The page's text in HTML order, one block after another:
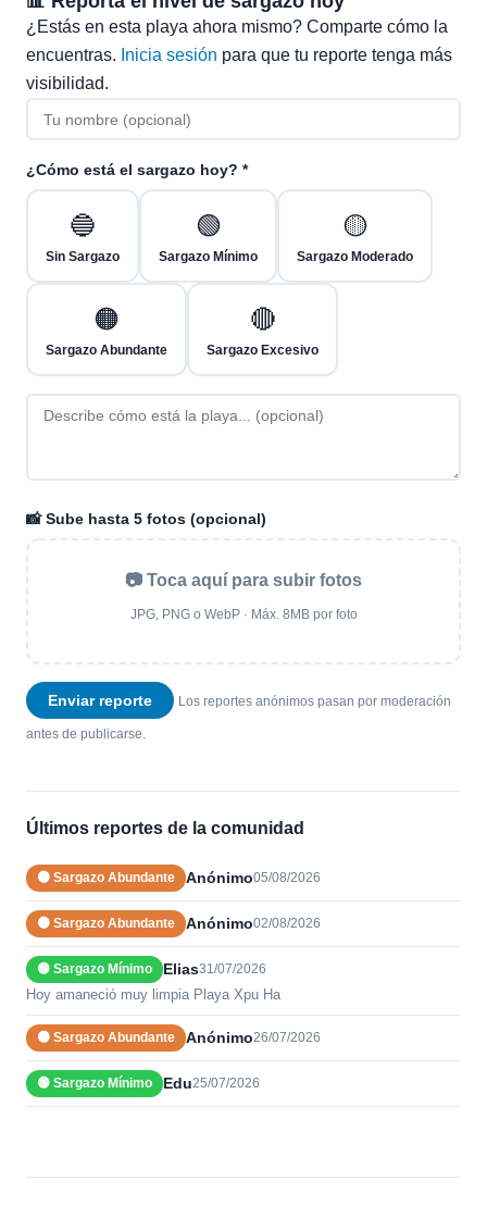
¿Estás en esta playa ahora mismo? Comparte cómo la
encuentras. Inicia sesión para que tu reporte tenga más
visibilidad.
¿Cómo está el sargazo hoy? *
🔵
Sin Sargazo
🟢
Sargazo Mínimo
🟡
Sargazo Moderado
🟠
Sargazo Abundante
🔴
Sargazo Excesivo
📸 Sube hasta 5 fotos (opcional)
📷 Toca aquí para subir fotos
JPG, PNG o WebP · Máx. 8MB por foto
Enviar reporte Los reportes anónimos pasan por moderación
antes de publicarse.
Últimos reportes de la comunidad
🟠 Sargazo Abundante Anónimo05/08/2026
🟠 Sargazo Abundante Anónimo02/08/2026
🟢 Sargazo Mínimo Elias31/07/2026
Hoy amaneció muy limpia Playa Xpu Ha
🟠 Sargazo Abundante Anónimo26/07/2026
🟢 Sargazo Mínimo Edu25/07/2026